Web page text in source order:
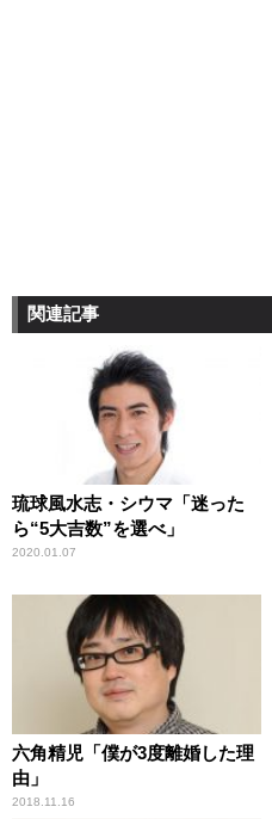
関連記事
琉球風水志・シウマ「迷った
ら“5大吉数”を選べ」
2020.01.07
六角精児「僕が3度離婚した理
由」
2018.11.16